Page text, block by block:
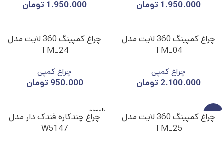
1.950.000 تومان
1.950.000 تومان
چراغ کمپینگ 360 لایت مدل
TM_04
چراغ کمپی
2.100.000 تومان
چراغ کمپینگ 360 لایت مدل
TM_24
چراغ کمپی
950.000 تومان
-24%
چراغ کمپینگ 360 لایت مدل
TM_25
ناموجو
د
چراغ چندکاره فندک دار مدل
W5147